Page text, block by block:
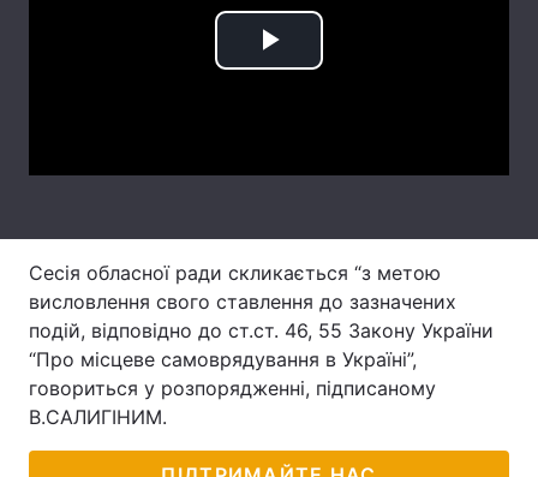
Послуги
Play
Сесія обласної ради скликається “з метою
висловлення свого ставлення до зазначених
подій, відповідно до ст.ст. 46, 55 Закону України
“Про місцеве самоврядування в Україні”,
говориться у розпорядженні, підписаному
В.САЛИГІНИМ.